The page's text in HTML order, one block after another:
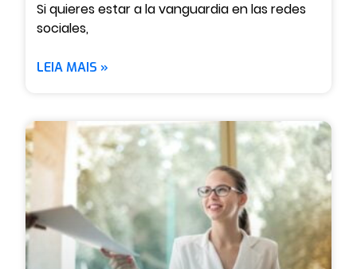
Si quieres estar a la vanguardia en las redes
sociales,
LEIA MAIS »